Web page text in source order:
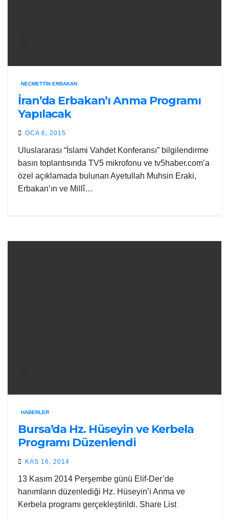
NECMETTIN ERBAKAN
İran’da Erbakan’ı Anma Programı
Yapılacak
OCA 6, 2015
Uluslararası “İslami Vahdet Konferansı” bilgilendirme
basın toplantısında TV5 mikrofonu ve tv5haber.com’a
özel açıklamada bulunan Ayetullah Muhsin Eraki,
Erbakan’ın ve Millî…
HABERLER
Bursa’da Hz. Hüseyin ve Kerbela
Programı Düzenlendi
KAS 16, 2014
13 Kasım 2014 Perşembe günü Elif-Der’de
hanımların düzenlediği Hz. Hüseyin’i Anma ve
Kerbela programı gerçekleştirildi. Share List